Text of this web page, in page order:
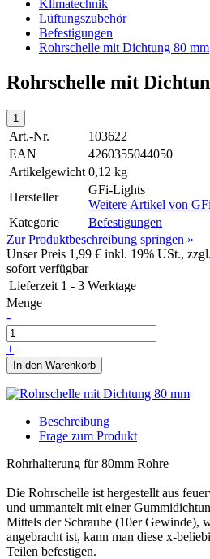
Klimatechnik
Lüftungszubehör
Befestigungen
Rohrschelle mit Dichtung 80 mm
Rohrschelle mit
Art.-Nr.
103622
EAN
4260355044050
Artikelgewicht 0,12 kg
Hersteller
GFi-Lights
Weitere Artikel von
Kategorie
Befestigungen
Zur Produktbeschreibung springen »
Unser Preis 1,99 € inkl. 19% USt., zzgl.
sofort verfügbar
Lieferzeit 1 - 3 Werktage
Menge
-
+
In den Warenkorb
Beschreibung
Frage zum Produkt
Rohrhalterung für 80mm Rohre
Die Rohrschelle ist hergestellt aus
und ummantelt mit einer
Mittels der Schraube (10er Gewinde),
angebracht ist, kann man diese x-
Teilen befestigen.